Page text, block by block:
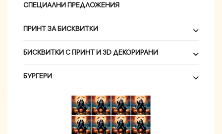
СПЕЦИАЛНИ ПРЕДЛОЖЕНИЯ
ПРИНТ ЗА БИСКВИТКИ
БИСКВИТКИ С ПРИНТ И 3D ДЕКОРИРАНИ
БУРГЕРИ